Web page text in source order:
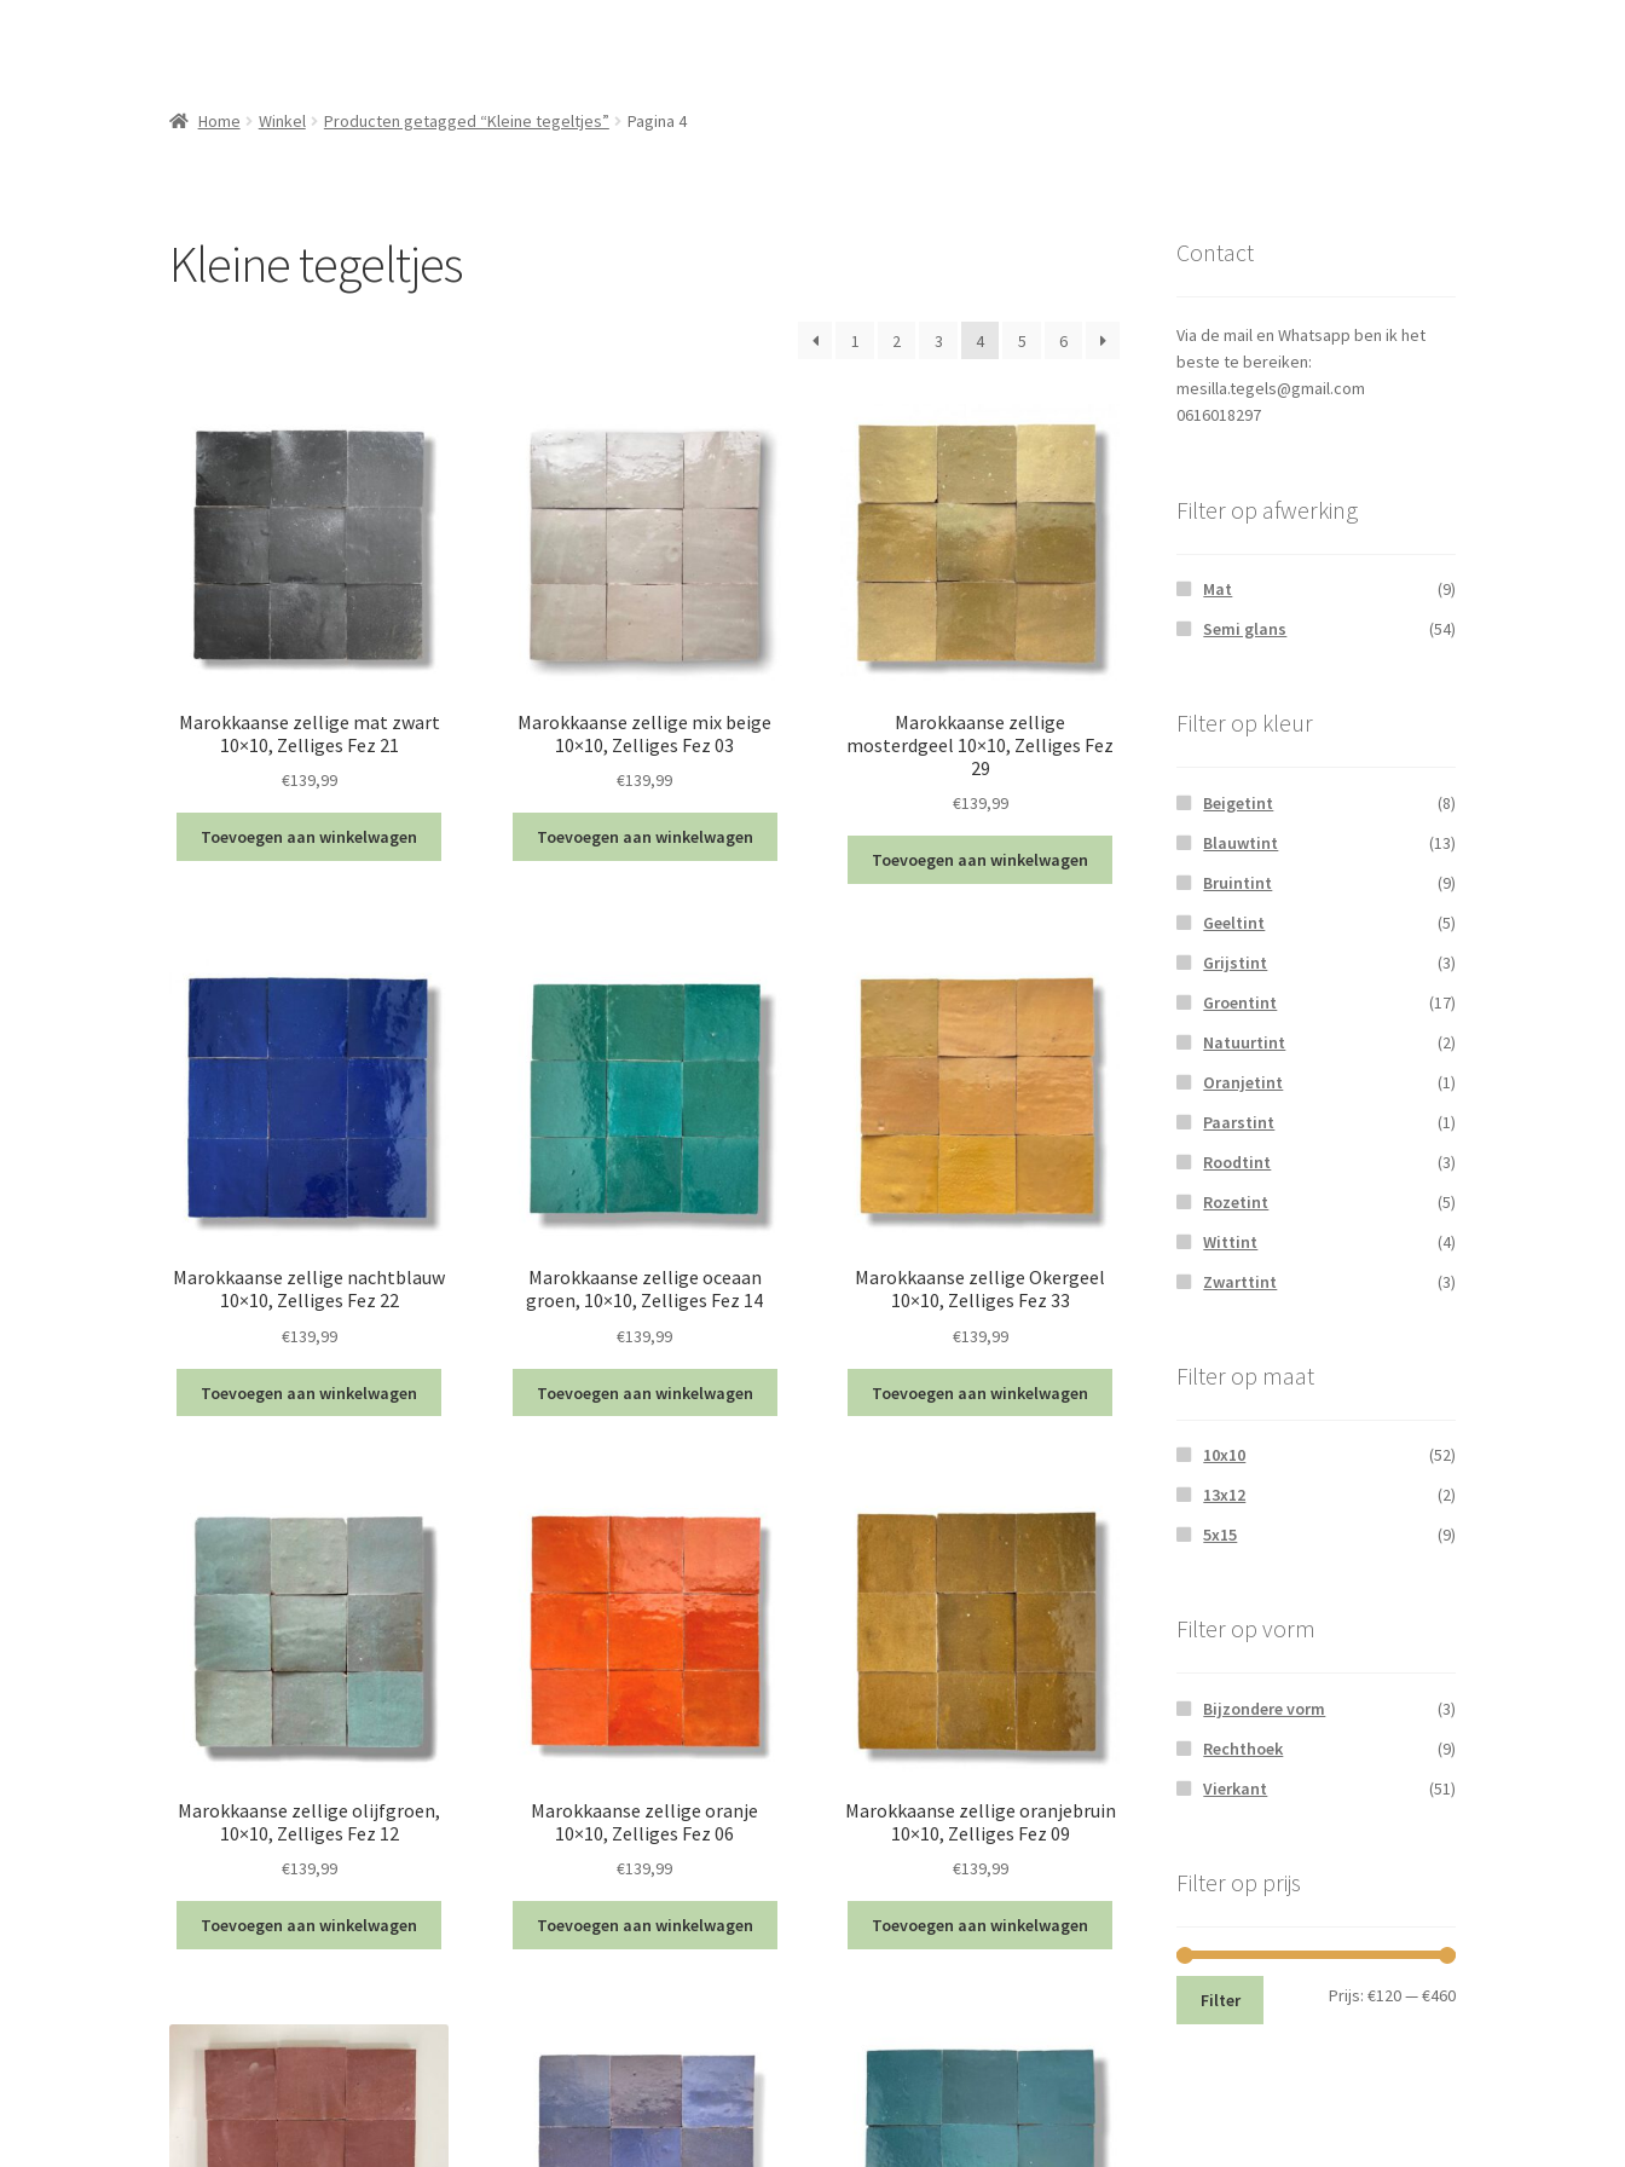
Home Winkel Producten getagged “Kleine tegeltjes” Pagina 4
Kleine tegeltjes
1 2 3 4 5 6
Marokkaanse zellige mat zwart
10×10, Zelliges Fez 21
€139,99
Toevoegen aan winkelwagen
Marokkaanse zellige mix beige
10×10, Zelliges Fez 03
€139,99
Toevoegen aan winkelwagen
Marokkaanse zellige
mosterdgeel 10×10, Zelliges Fez
29
€139,99
Toevoegen aan winkelwagen
Marokkaanse zellige nachtblauw
10×10, Zelliges Fez 22
€139,99
Toevoegen aan winkelwagen
Marokkaanse zellige oceaan
groen, 10×10, Zelliges Fez 14
€139,99
Toevoegen aan winkelwagen
Marokkaanse zellige Okergeel
10×10, Zelliges Fez 33
€139,99
Toevoegen aan winkelwagen
Marokkaanse zellige olijfgroen,
10×10, Zelliges Fez 12
€139,99
Toevoegen aan winkelwagen
Marokkaanse zellige oranje
10×10, Zelliges Fez 06
€139,99
Toevoegen aan winkelwagen
Marokkaanse zellige oranjebruin
10×10, Zelliges Fez 09
€139,99
Toevoegen aan winkelwagen
Contact
Via de mail en Whatsapp ben ik het
beste te bereiken:
mesilla.tegels@gmail.com
0616018297
Filter op afwerking
Mat
(9)
Semi glans
(54)
Filter op kleur
Beigetint
(8)
Blauwtint
(13)
Bruintint
(9)
Geeltint
(5)
Grijstint
(3)
Groentint
(17)
Natuurtint
(2)
Oranjetint
(1)
Paarstint
(1)
Roodtint
(3)
Rozetint
(5)
Wittint
(4)
Zwarttint
(3)
Filter op maat
10x10
(52)
13x12
(2)
5x15
(9)
Filter op vorm
Bijzondere vorm
(3)
Rechthoek
(9)
Vierkant
(51)
Filter op prijs
Min.
Max.
Filter Prijs: €120—€460